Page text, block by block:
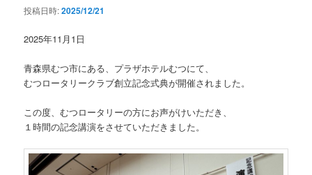
投稿日時:2025/12/21
2025年11月1日
青森県むつ市にある、プラザホテルむつにて、
むつロータリークラブ創立記念式典が開催されました。
この度、むつロータリーの方にお声がけいただき、
１時間の記念講演をさせていただきました。